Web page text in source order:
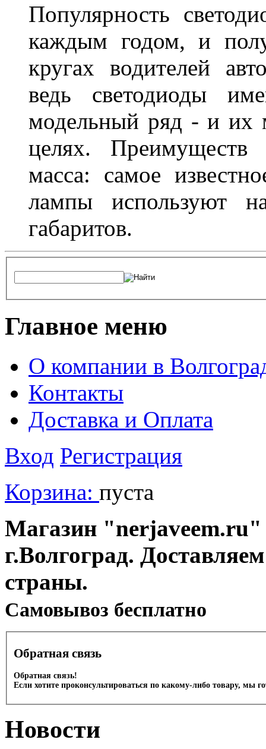
Популярность
каждым годом, и
кругах водителей
ведь светодиоды
модельный ряд - и их
целях.
масса: самое
лампы используют
габаритов.
Главное меню
О компании в
Контакты
Доставка и Оплата
Вход Регистрация
Корзина: пуста
Магазин "nerjaveem.ru"
г.Волгоград.
страны.
Cамовывоз бесплатно
Обратная связь
Обратная связь!
Если хотите проконсультироваться по какому-либо товару, мы
Новости